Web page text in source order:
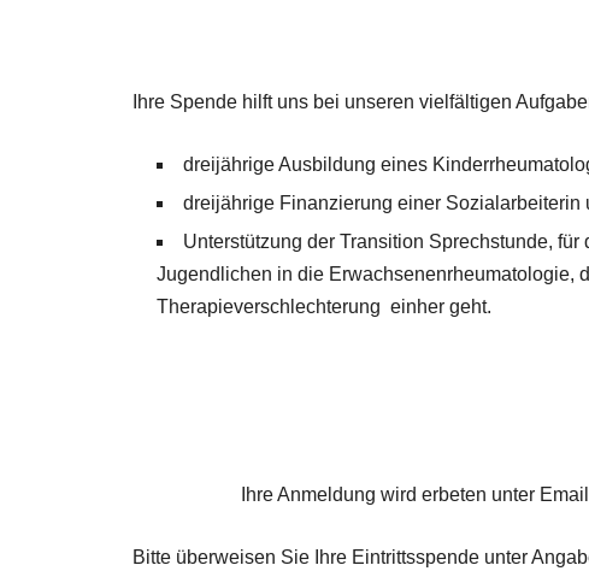
Ihre Spende hilft uns bei unseren vielfältigen
dreijährige Ausbildung eines
dreijährige Finanzierung einer Sozialarbeiterin
Unterstützung der Transition Sprechstunde,
Jugendlichen in die Erwachsenenrheumatologie,
Therapieverschlechterung einher geht.
Ihre Anmeldung wird erbeten unter
Bitte überweisen Sie Ihre Eintrittsspende unter